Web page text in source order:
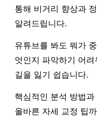
통해 비거리 향상과
알려드립니다.
유튜브를 봐도 뭐가
엇인지 파악하기 어
길을 잃기 쉽습니다.
핵심적인 분석 방법
올바른 자세 교정 팁